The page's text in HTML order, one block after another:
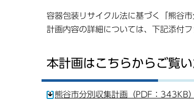
容器包装リサイクル法に基づく「熊谷
計画内容の詳細については、下記添付フ
本計画はこちらからご覧い
熊谷市分別収集計画（PDF：343KB）